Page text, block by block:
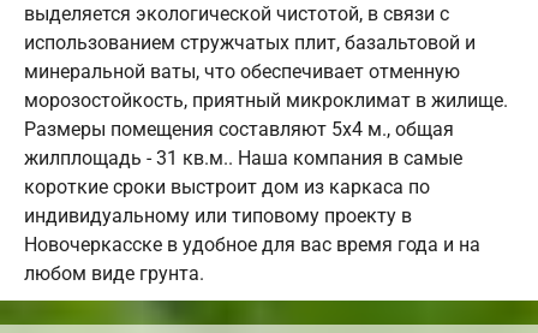
выделяется экологической чистотой, в связи с
использованием стружчатых плит, базальтовой и
минеральной ваты, что обеспечивает отменную
морозостойкость, приятный микроклимат в жилище.
Размеры помещения составляют 5х4 м., общая
жилплощадь - 31 кв.м.. Наша компания в самые
короткие сроки выстроит дом из каркаса по
индивидуальному или типовому проекту в
Новочеркасске в удобное для вас время года и на
любом виде грунта.